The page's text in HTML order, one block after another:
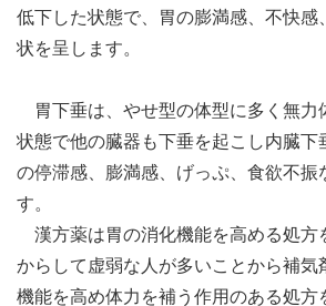
低下した状態で、胃の膨満感、不快感
状を呈します。
胃下垂は、やせ型の体型に多く無力
状態で他の臓器も下垂を起こし内臓下
の停滞感、膨満感、げっぷ、食欲不振
す。
漢方薬は胃の消化機能を高める処方
からして虚弱な人が多いことから補気
機能を高め体力を補う作用のある処方